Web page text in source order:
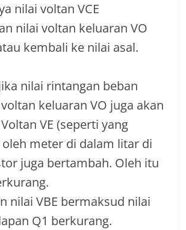
nilai voltan VCE
nilai voltan keluaran VO
kembali ke nilai asal.
nilai rintangan beban
keluaran VO juga akan
VE (seperti yang
meter di dalam litar di
juga bertambah. Oleh itu
nilai VBE bermaksud nilai
Q1 berkurang.